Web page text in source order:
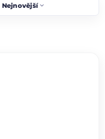
Nejnovějšíexpand_more